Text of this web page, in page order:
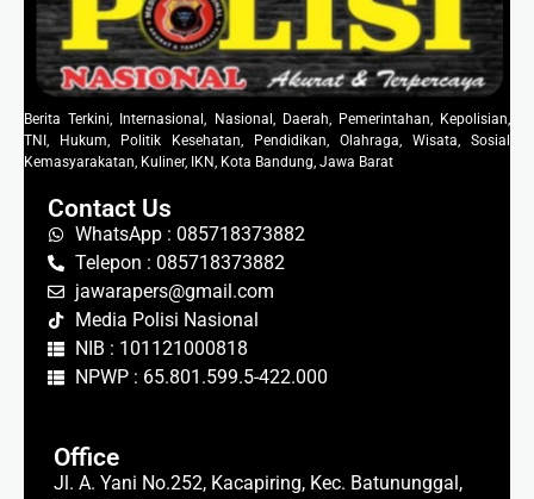
Berita Terkini, Internasional, Nasional, Daerah, Pemerintahan, Kepolisian,
TNI, Hukum, Politik Kesehatan, Pendidikan, Olahraga, Wisata, Sosial
Kemasyarakatan, Kuliner, IKN, Kota Bandung, Jawa Barat
Contact Us
WhatsApp : 085718373882
Telepon : 085718373882
jawarapers@gmail.com
Media Polisi Nasional
NIB : 101121000818
NPWP : 65.801.599.5-422.000
Office
Jl. A. Yani No.252, Kacapiring, Kec. Batununggal,